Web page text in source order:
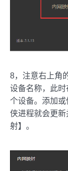
8，注意右上角
设备名称，此
个设备。添加
侠进程就会更
射】。